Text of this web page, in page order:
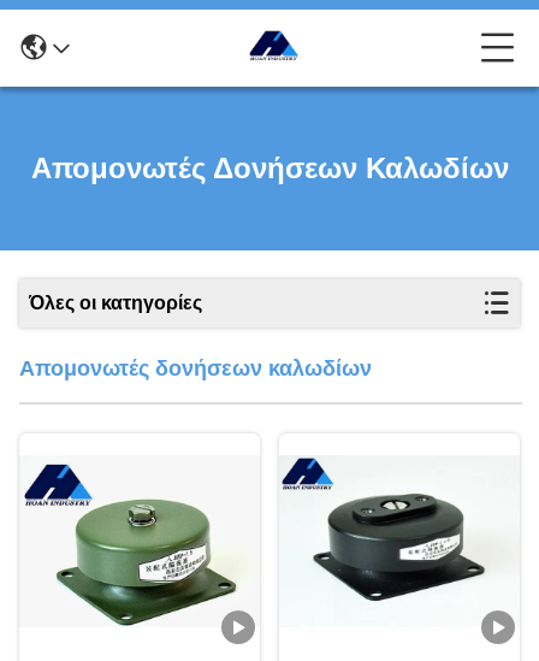
Απομονωτές Δονήσεων Καλωδίων
Όλες οι κατηγορίες
Απομονωτές δονήσεων καλωδίων